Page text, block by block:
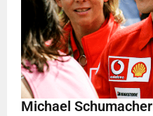
Michael Schumacher